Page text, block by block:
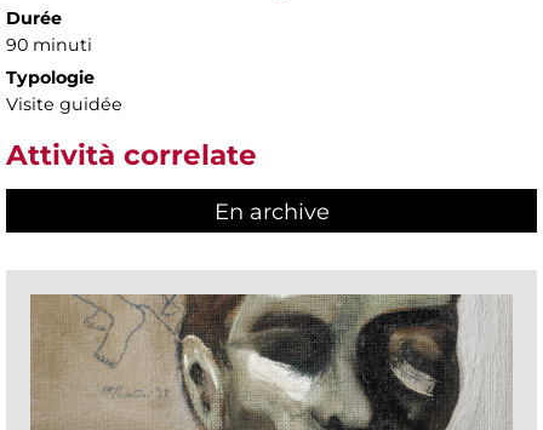
Durée
90 minuti
Typologie
Visite guidée
Attività correlate
En archive